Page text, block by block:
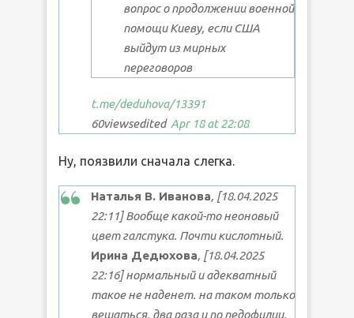
вопрос о продолжении военной
помощи Киеву, если США
выйдут из мирных
переговоров
t.me/deduhova/13391
60viewsedited Apr 18 at 22:08
Ну, поязвили сначала слегка.
Наталья В. Иванова, [18.04.2025
22:11] Вообще какой-то неоновый
цвет галстука. Почти кислотный.
Ирина Дедюхова, [18.04.2025
22:16] нормальный и адекватный
такое не наденет. на таком только
вешаться. два раза и по педофилии.